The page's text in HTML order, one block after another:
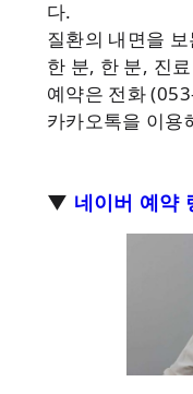
다.
질환의 내면을
한 분, 한 분, 진
예약은 전화
카카오톡을 이용
▼ 네이버 예약